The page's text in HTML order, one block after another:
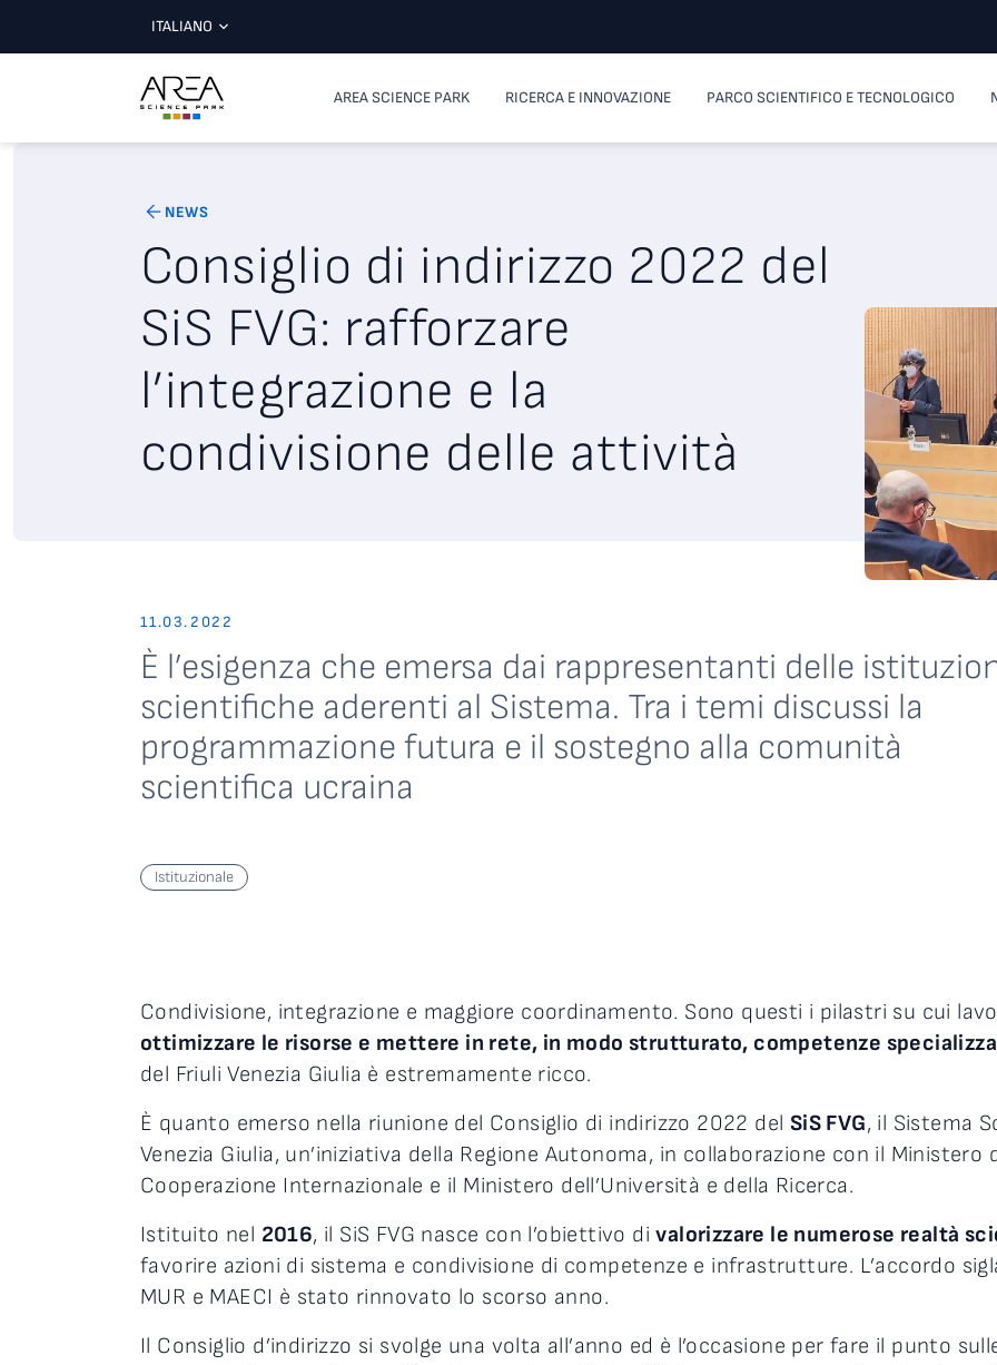
ITALIANO
AREA SCIENCE PARK RICERCA E INNOVAZIONE PARCO SCIENTIFICO E TECNOLOGICO
NEWS
Consiglio di indirizzo 2022 del
SiS FVG: rafforzare
l’integrazione e la
condivisione delle attività
11.03.2022
È l’esigenza che emersa dai rappresentanti delle
scientifiche aderenti al Sistema. Tra i temi discussi la
programmazione futura e il sostegno alla comunità
scientifica ucraina
Istituzionale
Condivisione, integrazione e maggiore coordinamento. Sono questi i pilastri su cui
ottimizzare le risorse e mettere in rete, in modo strutturato, competenze
del Friuli Venezia Giulia è estremamente ricco.
È quanto emerso nella riunione del Consiglio di indirizzo 2022 del SiS FVG, il Sistema
Venezia Giulia, un’iniziativa della Regione Autonoma, in collaborazione con il Ministero
Cooperazione Internazionale e il Ministero dell’Università e della Ricerca.
Istituito nel 2016, il SiS FVG nasce con l’obiettivo divalorizzare le numerose realtà
favorire azioni di sistema e condivisione di competenze e infrastrutture. L’accordo
MUR e MAECI è stato rinnovato lo scorso anno.
Il Consiglio d’indirizzo si svolge una volta all’anno ed è l’occasione per fare il punto